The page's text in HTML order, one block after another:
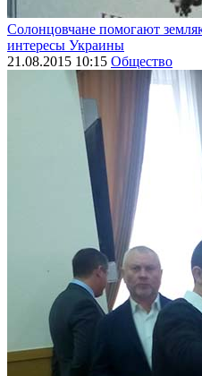
Солонцовчане помогают
интересы Украины
21.08.2015 10:15 Общество